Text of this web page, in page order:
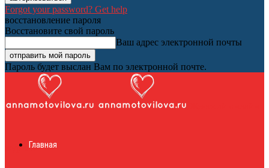
Forgot your password? Get help
восстановление пароля
Восстановите свой пароль
Ваш адрес электронной почты
Пароль будет выслан Вам по электронной почте.
журналГлавная